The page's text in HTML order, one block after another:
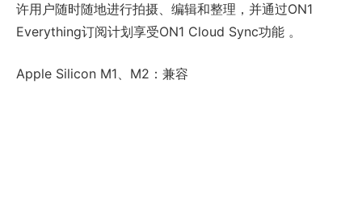
许用户随时随地进行拍摄、编辑和整理，并通过ON1
Everything订阅计划享受ON1 Cloud Sync功能 。
Apple Silicon M1、M2：兼容